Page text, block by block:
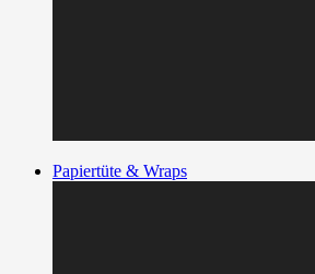
Papiertüte & Wraps